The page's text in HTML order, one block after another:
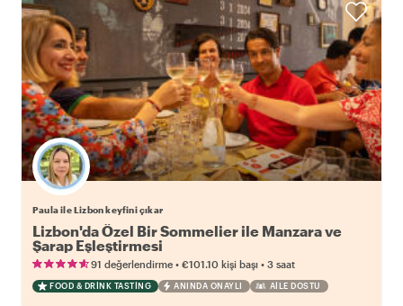
Paula ile Lizbon keyfini çıkar
Lizbon'da Özel Bir Sommelier ile Manzara ve
Şarap Eşleştirmesi
91 değerlendirme • €101.10 kişi başı • 3 saat
FOOD & DRINK TASTING ANINDA ONAYLI AILE DOSTU